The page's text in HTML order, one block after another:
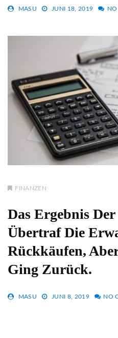
MASU JUNI 18, 2019
FINANZEN
Das Ergebnis
Übertraf Die
Rückkäufen,
Ging Zurück.
MASU JUNI 8, 2019 NO